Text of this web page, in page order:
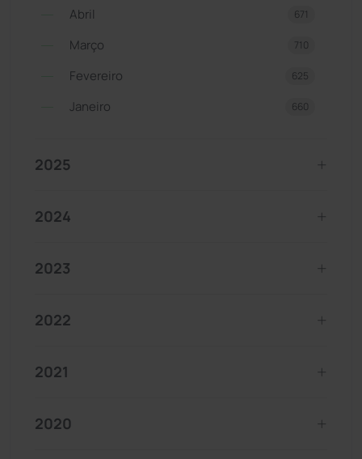
Abril 671
Março 710
Fevereiro 625
Janeiro 660
2025
2024
2023
2022
2021
2020